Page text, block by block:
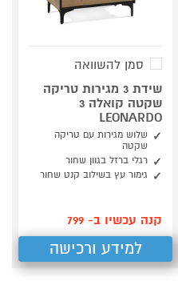
סמן להשוואה
שידת 3 מגירות טריקה
שקטה קואלה 3
LEONARDO
שלוש מגירות עם טריקה
שקטה
רגלי ברזל בגוון שחור
גימור עץ בשילוב קנט שחור
קנה עכשיו ב- 799
למידע ורכישה